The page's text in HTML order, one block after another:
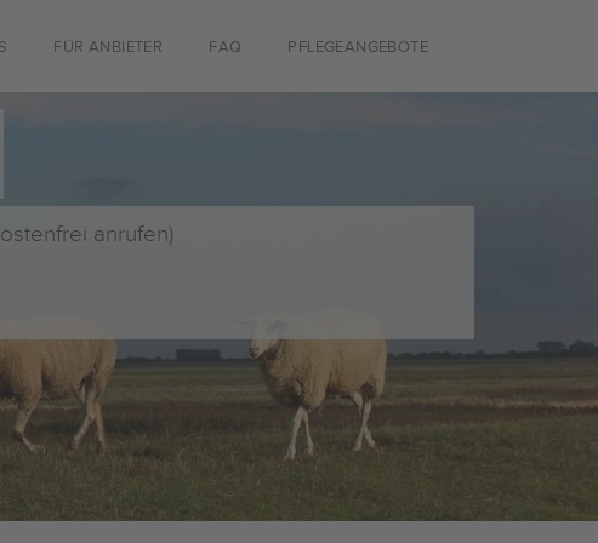
FÜR ANBIETER FAQ PFLEGEANGEBOTE
anrufen)